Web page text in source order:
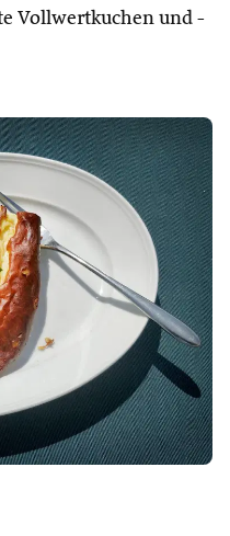
Vollwertkuchen und -